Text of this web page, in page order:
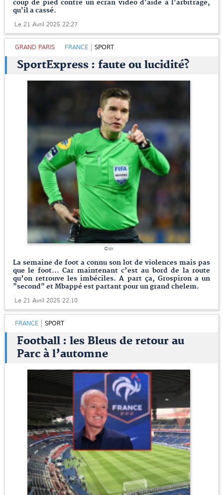
coup de pied contre un écran video d'aide à l'arbitrage,
qu'il a cassé.
Le 21 Avril 2025 22:27
GRAND PARIS FRANCE SPORT
SportExpress : faute ou lucidité?
©dr
La semaine de foot a connu son lot de violences mais pas
que le foot... Car maintenant c’est au bord de la route
qu’on retrouve les imbéciles. A part ça, Grospiron a un
"second" et Mbappé est partant pour un grand chelem.
Le 21 Avril 2025 22:10
FRANCE SPORT
Football : les Bleus de retour au
Parc à l’automne